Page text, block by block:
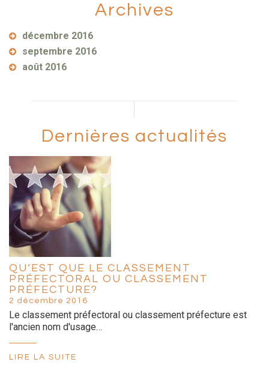
Archives
décembre 2016
septembre 2016
août 2016
Dernières actualités
QU’EST QUE LE CLASSEMENT
PRÉFECTORAL OU CLASSEMENT
PRÉFECTURE?
2 décembre 2016
Le classement préfectoral ou classement préfecture est
l'ancien nom d'usage…
LIRE LA SUITE